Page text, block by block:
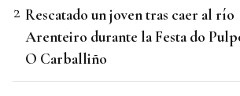
Rescatado un joven tras caer al río
Arenteiro durante la Festa do
O Carballiño